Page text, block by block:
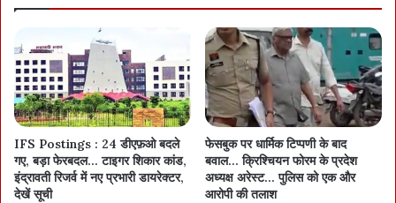
IFS Postings : 24 डीएफ़ओ बदले
गए, बड़ा फेरबदल… टाइगर शिकार कांड,
इंद्रावती रिजर्व में नए प्रभारी डायरेक्टर,
देखें सूची
फेसबुक पर धार्मिक टिप्पणी के बाद
बवाल… क्रिश्चियन फोरम के प्रदेश
अध्यक्ष अरेस्ट… पुलिस को एक और
आरोपी की तलाश